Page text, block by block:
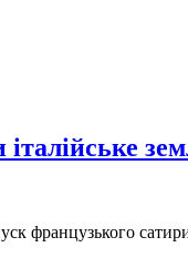
французького